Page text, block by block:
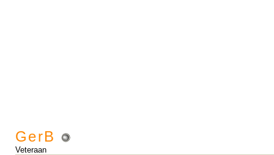
GerB
Veteraan